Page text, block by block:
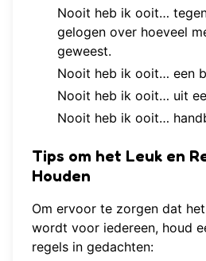
Nooit heb ik ooit…
gelogen over hoeveel
geweest.
Nooit heb ik ooit… een
Nooit heb ik ooit… uit
Nooit heb ik ooit…
Tips om het Leuk en
Houden
Om ervoor te zorgen dat
wordt voor iedereen, houd
regels in gedachten: